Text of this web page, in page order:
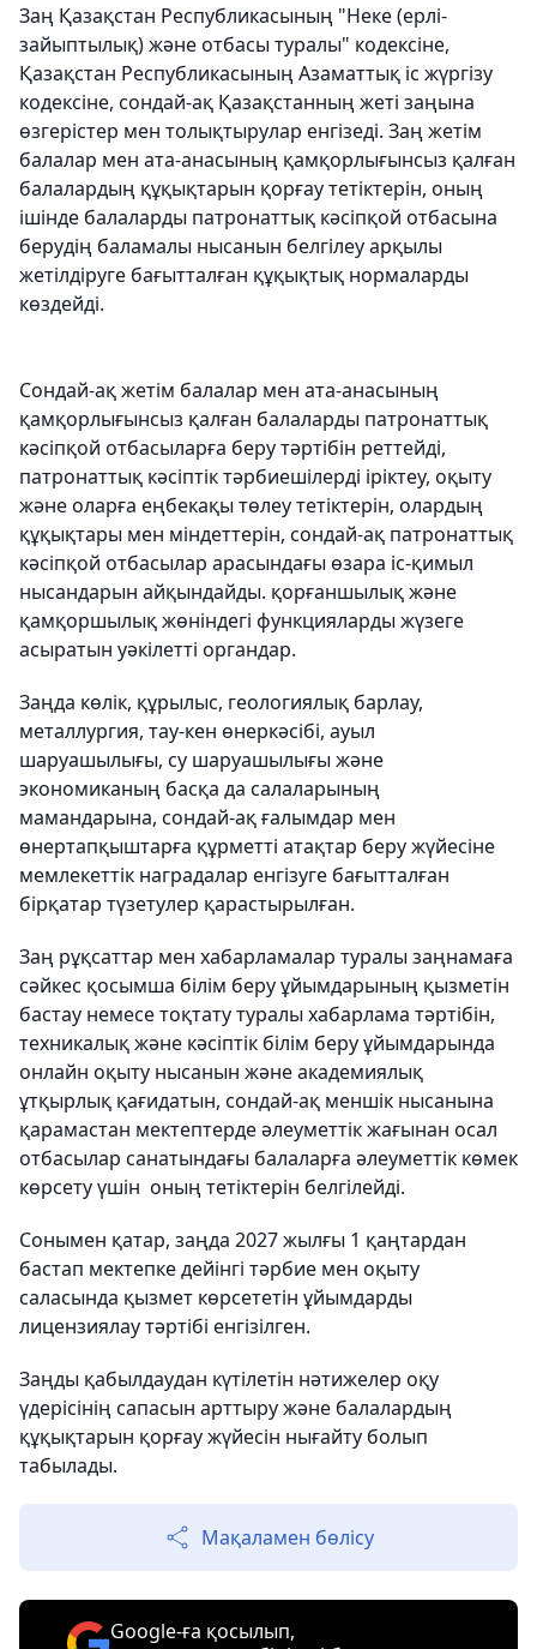
Заң Қазақстан Республикасының "Неке (ерлі-
зайыптылық) және отбасы туралы" кодексіне,
Қазақстан Республикасының Азаматтық іс жүргізу
кодексіне, сондай-ақ Қазақстанның жеті заңына
өзгерістер мен толықтырулар енгізеді. Заң жетім
балалар мен ата-анасының қамқорлығынсыз қалған
балалардың құқықтарын қорғау тетіктерін, оның
ішінде балаларды патронаттық кәсіпқой отбасына
берудің баламалы нысанын белгілеу арқылы
жетілдіруге бағытталған құқықтық нормаларды
көздейді.
Сондай-ақ жетім балалар мен ата-анасының
қамқорлығынсыз қалған балаларды патронаттық
кәсіпқой отбасыларға беру тәртібін реттейді,
патронаттық кәсіптік тәрбиешілерді іріктеу, оқыту
және оларға еңбекақы төлеу тетіктерін, олардың
құқықтары мен міндеттерін, сондай-ақ патронаттық
кәсіпқой отбасылар арасындағы өзара іс-қимыл
нысандарын айқындайды. қорғаншылық және
қамқоршылық жөніндегі функцияларды жүзеге
асыратын уәкілетті органдар.
Заңда көлік, құрылыс, геологиялық барлау,
металлургия, тау-кен өнеркәсібі, ауыл
шаруашылығы, су шаруашылығы және
экономиканың басқа да салаларының
мамандарына, сондай-ақ ғалымдар мен
өнертапқыштарға құрметті атақтар беру жүйесіне
мемлекеттік наградалар енгізуге бағытталған
бірқатар түзетулер қарастырылған.
Заң рұқсаттар мен хабарламалар туралы заңнамаға
сәйкес қосымша білім беру ұйымдарының қызметін
бастау немесе тоқтату туралы хабарлама тәртібін,
техникалық және кәсіптік білім беру ұйымдарында
онлайн оқыту нысанын және академиялық
ұтқырлық қағидатын, сондай-ақ меншiк нысанына
қарамастан мектептерде әлеуметтiк жағынан осал
отбасылар санатындағы балаларға әлеуметтiк көмек
көрсету үшiн оның тетіктерін белгілейді.
Сонымен қатар, заңда 2027 жылғы 1 қаңтардан
бастап мектепке дейінгі тәрбие мен оқыту
саласында қызмет көрсететін ұйымдарды
лицензиялау тәртібі енгізілген.
Заңды қабылдаудан күтілетін нәтижелер оқу
үдерісінің сапасын арттыру және балалардың
құқықтарын қорғау жүйесін нығайту болып
табылады.
Мақаламен бөлісу
Google-ға қосылып,